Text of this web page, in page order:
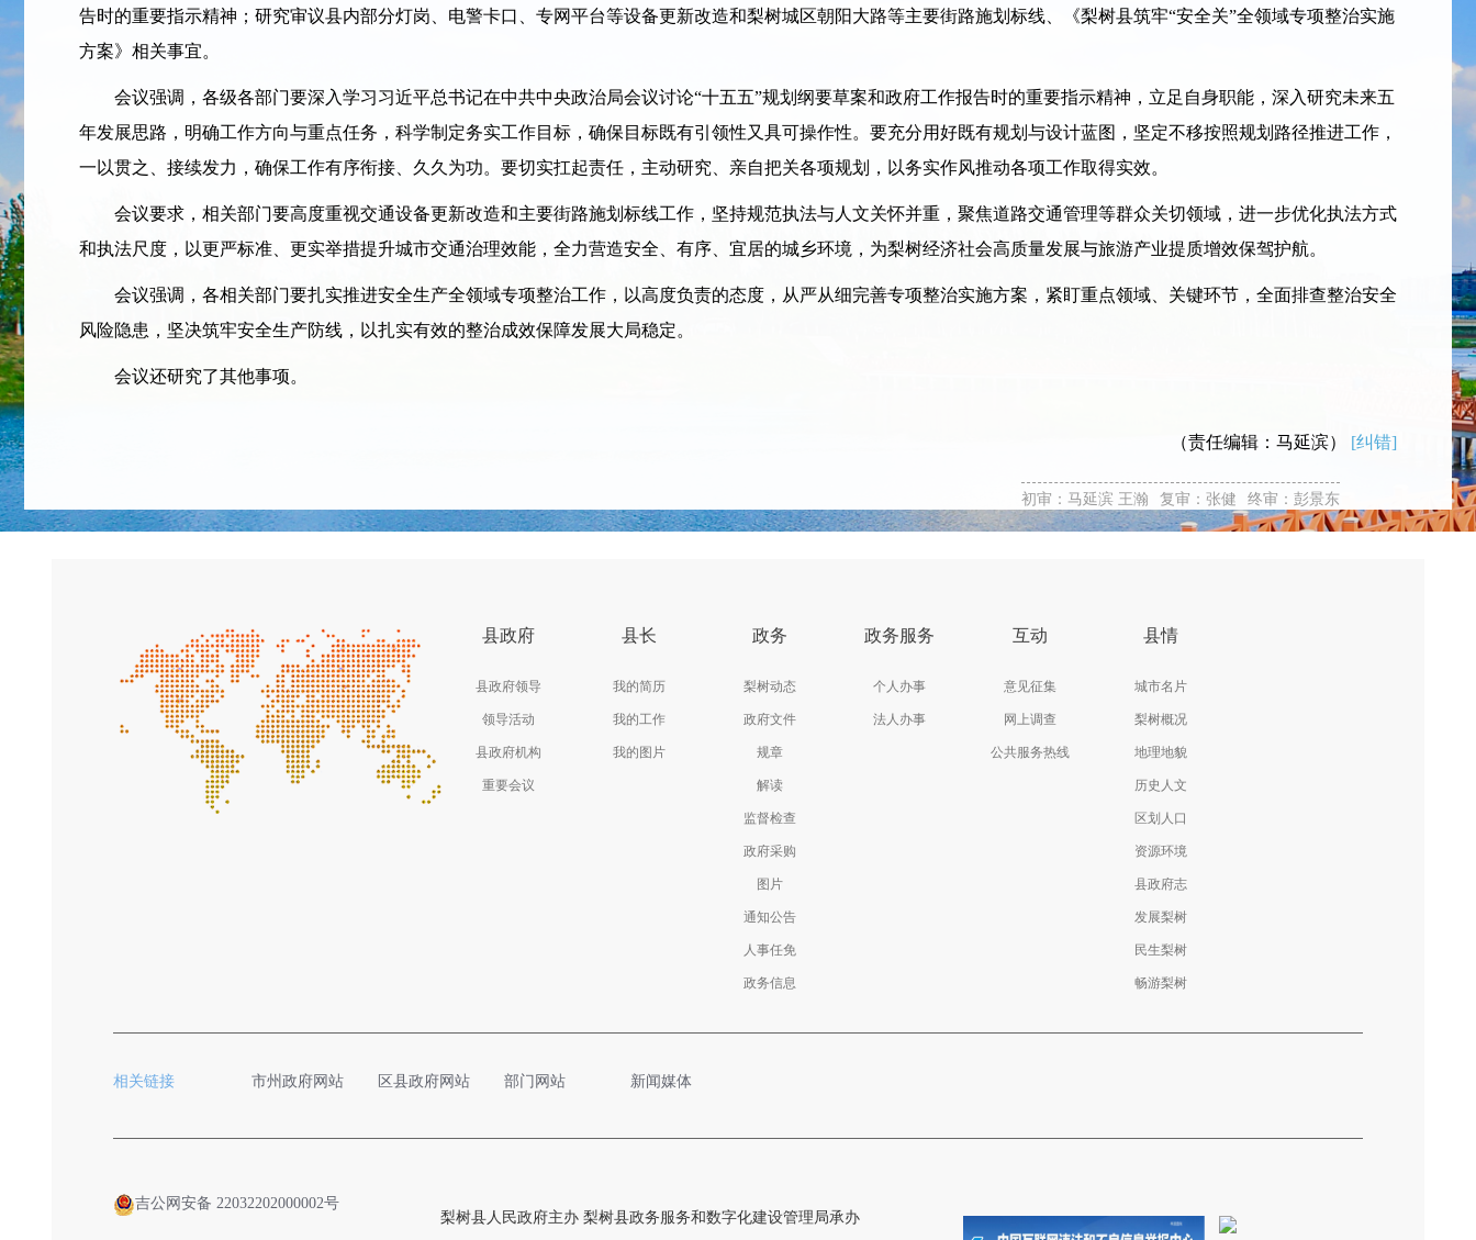
告时的重要指示精神；研究审议县内部分灯岗、电警卡口、专网平台等设备更新改造和梨树城区朝阳大路等主要街路施划标线、《梨树县筑牢“安全关”全领域专项整治实施
方案》相关事宜。
会议强调，各级各部门要深入学习习近平总书记在中共中央政治局会议讨论“十五五”规划纲要草案和政府工作报告时的重要指示精神，立足自身职能，深入研究未来五
年发展思路，明确工作方向与重点任务，科学制定务实工作目标，确保目标既有引领性又具可操作性。要充分用好既有规划与设计蓝图，坚定不移按照规划路径推进工作，
一以贯之、接续发力，确保工作有序衔接、久久为功。要切实扛起责任，主动研究、亲自把关各项规划，以务实作风推动各项工作取得实效。
会议要求，相关部门要高度重视交通设备更新改造和主要街路施划标线工作，坚持规范执法与人文关怀并重，聚焦道路交通管理等群众关切领域，进一步优化执法方式
和执法尺度，以更严标准、更实举措提升城市交通治理效能，全力营造安全、有序、宜居的城乡环境，为梨树经济社会高质量发展与旅游产业提质增效保驾护航。
会议强调，各相关部门要扎实推进安全生产全领域专项整治工作，以高度负责的态度，从严从细完善专项整治实施方案，紧盯重点领域、关键环节，全面排查整治安全
风险隐患，坚决筑牢安全生产防线，以扎实有效的整治成效保障发展大局稳定。
会议还研究了其他事项。
（责任编辑：马延滨） [纠错]
初审：马延滨 王瀚 复审：张健 终审：彭景东
县政府
县政府领导
领导活动
县政府机构
重要会议
县长
我的简历
我的工作
我的图片
政务
梨树动态
政府文件
规章
解读
监督检查
政府采购
图片
通知公告
人事任免
政务信息
政务服务
个人办事
法人办事
互动
意见征集
网上调查
公共服务热线
县情
城市名片
梨树概况
地理地貌
历史人文
区划人口
资源环境
县政府志
发展梨树
民生梨树
畅游梨树
相关链接 市州政府网站 区县政府网站 部门网站 新闻媒体
吉公网安备 22032202000002号
梨树县人民政府主办 梨树县政务服务和数字化建设管理局承办